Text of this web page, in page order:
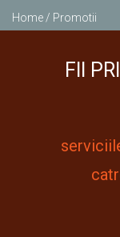
Home / Promotii
FII